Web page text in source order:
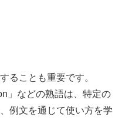
ることも重要です。
」などの熟語は、特定の
例文を通じて使い方を学